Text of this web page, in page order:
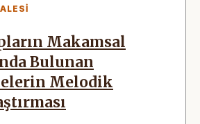
Makamsal
Bulunan
Melodik